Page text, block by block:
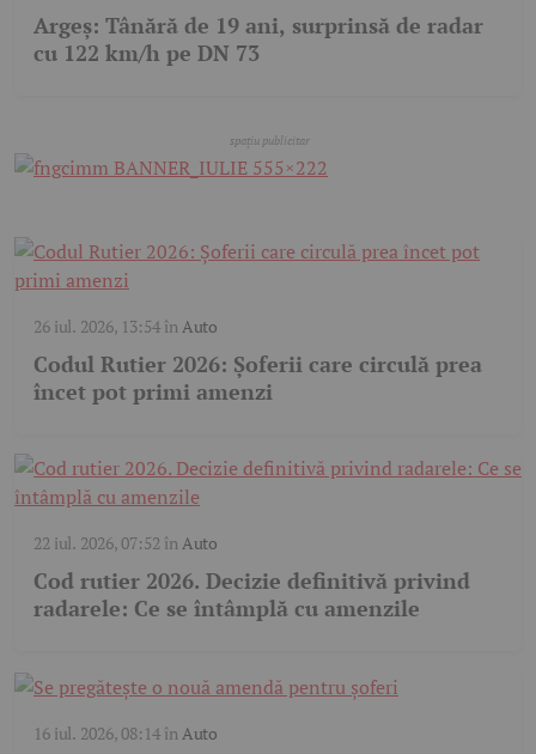
Argeș: Tânără de 19 ani, surprinsă de radar
cu 122 km/h pe DN 73
26 iul. 2026, 13:54în Auto
Codul Rutier 2026: Șoferii care circulă prea
încet pot primi amenzi
22 iul. 2026, 07:52 în Auto
Cod rutier 2026. Decizie definitivă privind
radarele: Ce se întâmplă cu amenzile
16 iul. 2026, 08:14în Auto